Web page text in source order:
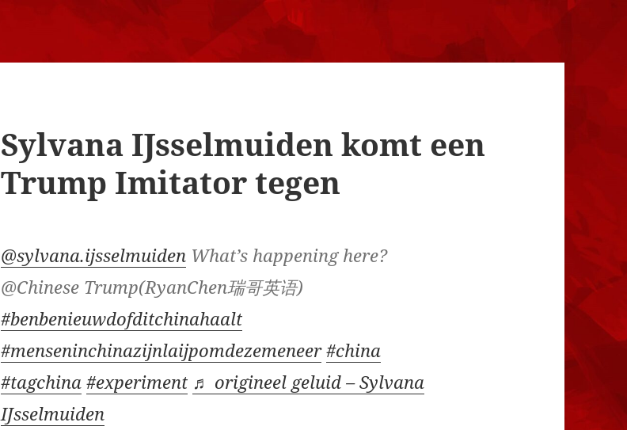
Sylvana IJsselmuiden komt een
Trump Imitator tegen
@sylvana.ijsselmuiden What’s happening here?
@Chinese Trump(RyanChen瑞哥英语)
#benbenieuwdofditchinahaalt
#menseninchinazijnlaijpomdezemeneer #china
#tagchina #experiment ♬ origineel geluid – Sylvana
IJsselmuiden